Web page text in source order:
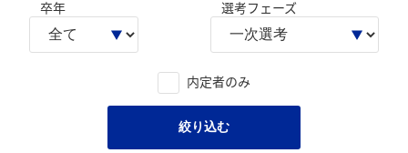
卒年
選考フェーズ
内定者のみ
絞り込む